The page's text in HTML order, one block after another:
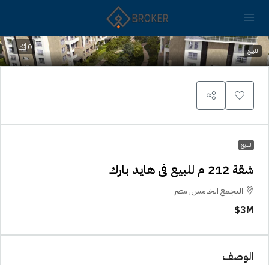
0 للبيع
للبيع
شقة 212 م للبيع فى هايد بارك
التجمع الخامس, مصر
3M$
الوصف